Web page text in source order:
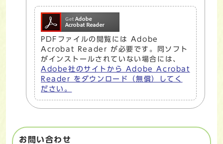
PDFファイルの閲覧には Adobe
Acrobat Reader が必要です。同ソフト
がインストールされていない場合には、
Adobe社のサイトから Adobe Acrobat
Reader をダウンロード（無償）してく
ださい。
お問い合わせ